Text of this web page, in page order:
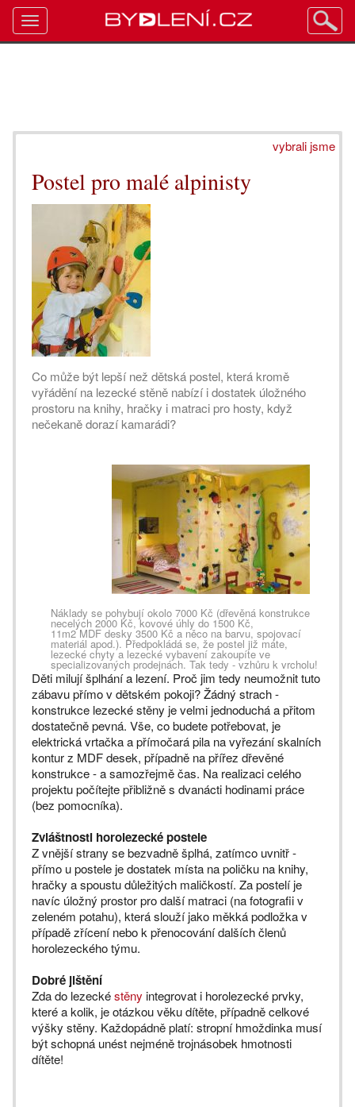
vybrali jsme
Postel pro malé alpinisty
Co může být lepší než dětská postel, která kromě
vyřádění na lezecké stěně nabízí i dostatek úložného
prostoru na knihy, hračky i matraci pro hosty, když
nečekaně dorazí kamarádi?
Náklady se pohybují okolo 7000 Kč (dřevěná konstrukce
necelých 2000 Kč, kovové úhly do 1500 Kč,
11m2 MDF desky 3500 Kč a něco na barvu, spojovací
materiál apod.). Předpokládá se, že postel již máte,
lezecké chyty a lezecké vybavení zakoupíte ve
specializovaných prodejnách. Tak tedy - vzhůru k vrcholu!
Děti milují šplhání a lezení. Proč jim tedy neumožnit tuto
zábavu přímo v dětském pokoji? Žádný strach -
konstrukce lezecké stěny je velmi jednoduchá a přitom
dostatečně pevná. Vše, co budete potřebovat, je
elektrická vrtačka a přímočará pila na vyřezání skalních
kontur z MDF desek, případně na přířez dřevěné
konstrukce - a samozřejmě čas. Na realizaci celého
projektu počítejte přibližně s dvanácti hodinami práce
(bez pomocníka).
Zvláštnosti horolezecké postele
Z vnější strany se bezvadně šplhá, zatímco uvnitř -
přímo u postele je dostatek místa na poličku na knihy,
hračky a spoustu důležitých maličkostí. Za postelí je
navíc úložný prostor pro další matraci (na fotografii v
zeleném potahu), která slouží jako měkká podložka v
případě zřícení nebo k přenocování dalších členů
horolezeckého týmu.
Dobré jištění
Zda do lezeckéstěny integrovat i horolezecké prvky,
které a kolik, je otázkou věku dítěte, případně celkové
výšky stěny. Každopádně platí: stropní hmoždinka musí
být schopná unést nejméně trojnásobek hmotnosti
dítěte!
Toggle
navigation